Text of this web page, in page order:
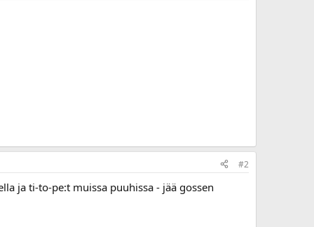
#2
ja ti-to-pe:t muissa puuhissa - jää gossen